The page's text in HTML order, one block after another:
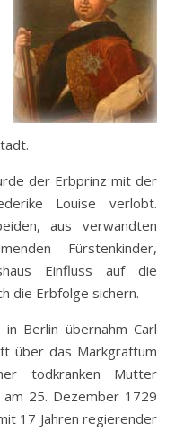
der Erbprinz mit der
Louise verlobt.
aus verwandten
Fürstenkinder,
Einfluss auf die
die Erbfolge sichern.
Berlin übernahm Carl
über das Markgraftum
todkranken Mutter
25. Dezember 1729
17 Jahren regierender